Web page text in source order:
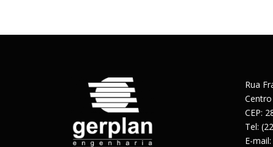
Rua
Centro
CEP:
Tel:
E-mail: